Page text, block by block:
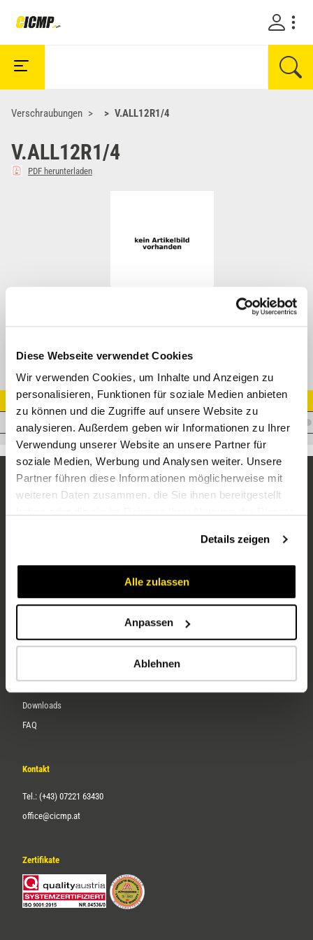
Diese Webseite verwendet Cookies
Wir verwenden Cookies, um Inhalte und Anzeigen zu
personalisieren, Funktionen für soziale Medien anbieten
zu können und die Zugriffe auf unsere Website zu
analysieren. Außerdem geben wir Informationen zu Ihrer
Verwendung unserer Website an unsere Partner für
soziale Medien, Werbung und Analysen weiter. Unsere
Partner führen diese Informationen möglicherweise mit
weiteren Daten zusammen, die Sie ihnen bereitgestellt
Details zeigen
Alle zulassen
Anpassen
Ablehnen
Verschraubungen V.ALL12R1/4
V.ALL12R1/4
PDF herunterladen
Artikel Nr.
V.ALL12R1/4
Service
Downloads
FAQ
Kontakt
Tel.: (+43) 07221 63430
office@cicmp.at
Zertifikate